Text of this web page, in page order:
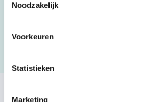
Noodzakelijk
Voorkeuren
Statistieken
Marketing
Would you like to request a quote for
as possible.